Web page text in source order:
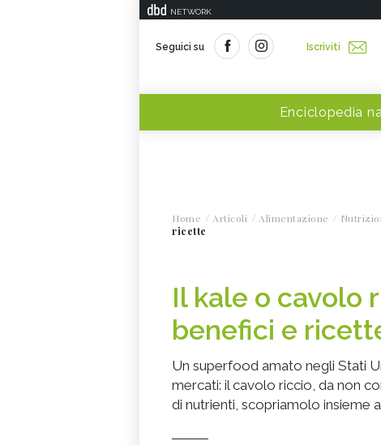
NETWORK
Seguici su Iscriviti
Enciclopedia
Home Articoli Alimentazione
ricette
Il kale o cavolo
benefici e
Un superfood amato negli Stati
mercati: il cavolo riccio, da non
di nutrienti, scopriamolo insieme